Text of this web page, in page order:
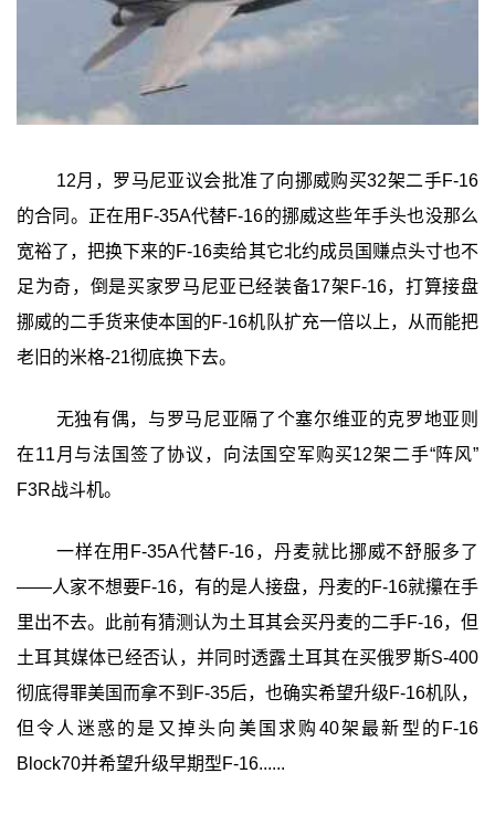
12月，罗马尼亚议会批准了向挪威购买32架二手F-16
的合同。正在用F-35A代替F-16的挪威这些年手头也没那么
宽裕了，把换下来的F-16卖给其它北约成员国赚点头寸也不
足为奇，倒是买家罗马尼亚已经装备17架F-16，打算接盘
挪威的二手货来使本国的F-16机队扩充一倍以上，从而能把
老旧的米格-21彻底换下去。
无独有偶，与罗马尼亚隔了个塞尔维亚的克罗地亚则
在11月与法国签了协议，向法国空军购买12架二手“阵风”
F3R战斗机。
一样在用F-35A代替F-16，丹麦就比挪威不舒服多了
——人家不想要F-16，有的是人接盘，丹麦的F-16就攥在手
里出不去。此前有猜测认为土耳其会买丹麦的二手F-16，但
土耳其媒体已经否认，并同时透露土耳其在买俄罗斯S-400
彻底得罪美国而拿不到F-35后，也确实希望升级F-16机队，
但令人迷惑的是又掉头向美国求购40架最新型的F-16
Block70并希望升级早期型F-16......